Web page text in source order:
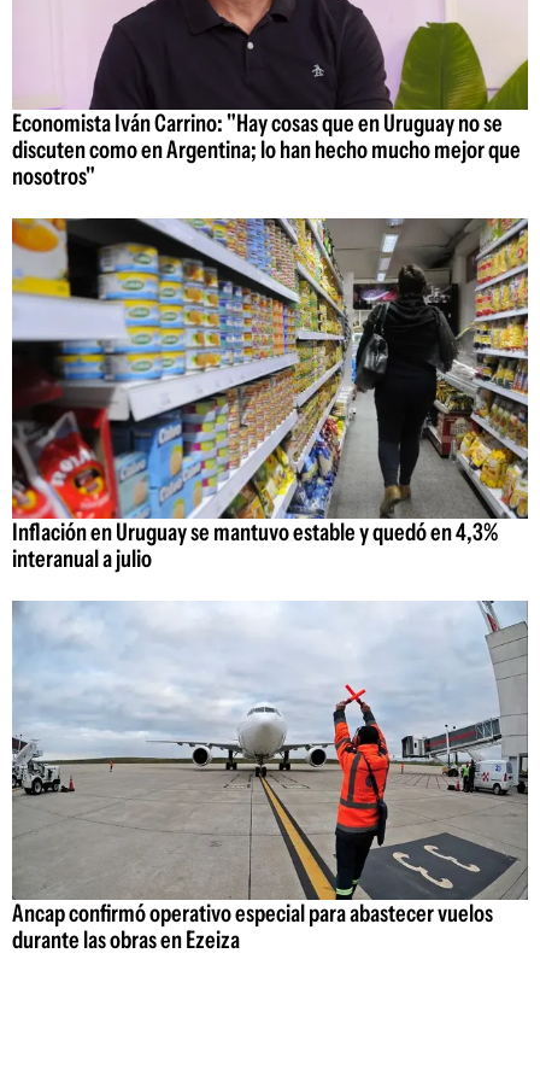
Economista Iván Carrino: "Hay cosas que en Uruguay no se
discuten como en Argentina; lo han hecho mucho mejor que
nosotros"
Inflación en Uruguay se mantuvo estable y quedó en 4,3%
interanual a julio
Ancap confirmó operativo especial para abastecer vuelos
durante las obras en Ezeiza